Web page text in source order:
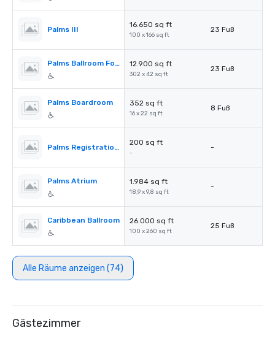
Palms III
16.650 sq ft
100 x 166 sq ft
23 Fuß
Palms Ballroom Foyer 12.900 sq ft
302 x 42 sq ft
23 Fuß
Palms Boardroom 352 sq ft
16 x 22 sq ft
8 Fuß
Palms Registration Desk
200 sq ft
-
-
Palms Atrium 1.984 sq ft
18,9 x 9,8 sq ft
-
Caribbean Ballroom 26.000 sq ft
100 x 260 sq ft
25 Fuß
Alle Räume anzeigen (74)
Gästezimmer